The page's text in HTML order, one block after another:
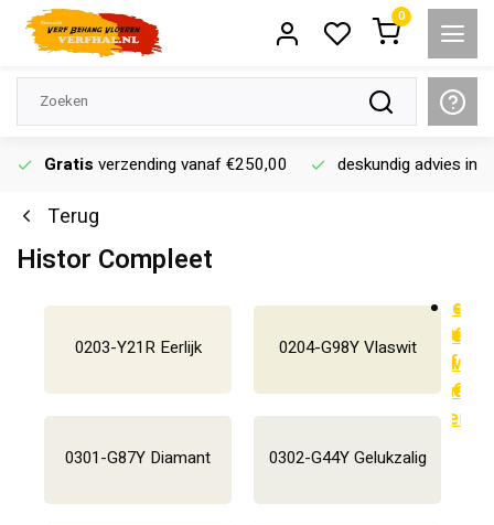
0
Gratis verzending vanaf €250,00 deskundig advies in
Terug
Histor Compleet
0203-Y21R Eerlijk 0204-G98Y Vlaswit
0301-G87Y Diamant 0302-G44Y Gelukzalig
Gratis
verzending
€250,00
deskundig
in
de
winkel
Vloeren
website
1100m2
verf
behang
vloeren